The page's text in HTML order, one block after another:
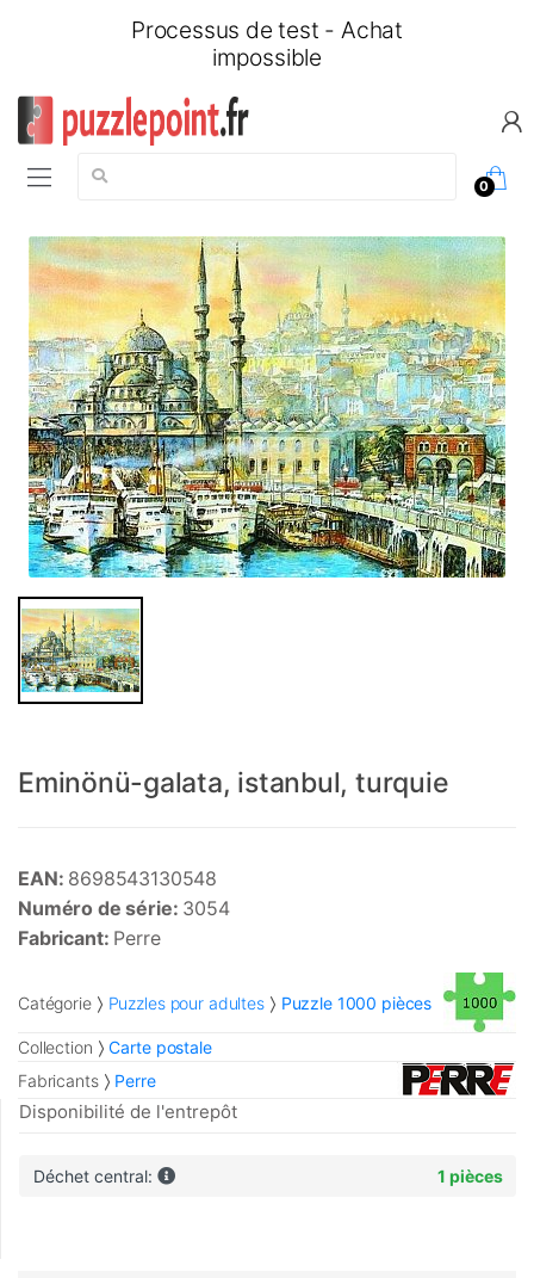
Processus de test - Achat
impossible
Chercher:
0
Eminönü-galata, istanbul, turquie
EAN: 8698543130548
Numéro de série: 3054
Fabricant: Perre
Catégorie Puzzles pour adultes Puzzle 1000 pièces
Collection
Carte postale
Fabricants
Perre
Disponibilité de l'entrepôt
Déchet central: 1 pièces